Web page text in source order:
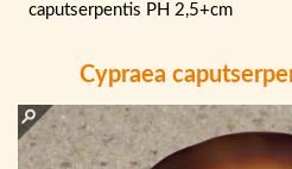
caputserpentis PH 2,5+cm
Cypraea